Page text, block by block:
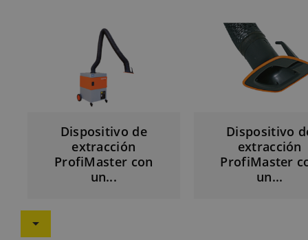
Dispositivo de
extracción
ProfiMaster con
un...
Dispositivo
extracción
ProfiMaster
un...
